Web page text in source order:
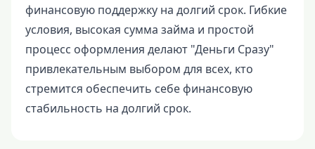
финансовую поддержку на долгий срок. Гибкие
условия, высокая сумма займа и простой
процесс оформления делают "Деньги Сразу"
привлекательным выбором для всех, кто
стремится обеспечить себе финансовую
стабильность на долгий срок.